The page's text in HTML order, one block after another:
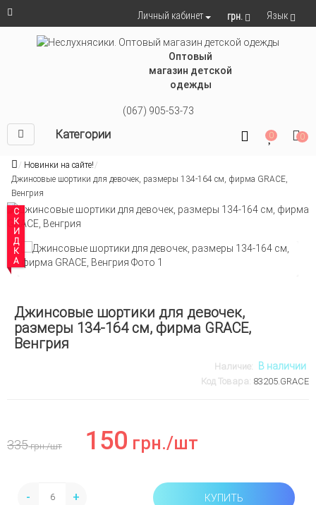
Личный кабинет грн. Язык
Оптовый
магазин детской
одежды
(067) 905-53-73
Категории 0 0
Новинки на сайте!
Джинсовые шортики для девочек, размеры 134-164 см, фирма GRACE,
Венгрия
СКИДКА
Джинсовые шортики для девочек,
размеры 134-164 см, фирма GRACE,
Венгрия
Наличие: В наличии
Код Товара: 83205.GRACE
335грн./шт 150 грн./шт
- + КУПИТЬ